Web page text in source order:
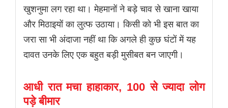
खुशनुमा लग रहा था। मेहमानों ने बड़े चाव से खाना खाया
और मिठाइयों का लुत्फ उठाया। किसी को भी इस बात का
जरा सा भी अंदाजा नहीं था कि अगले ही कुछ घंटों में यह
दावत उनके लिए एक बहुत बड़ी मुसीबत बन जाएगी।
आधी रात मचा हाहाकार, 100 से ज्यादा लोग
पड़े बीमार